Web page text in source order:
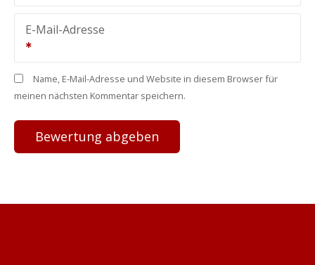
E-Mail-Adresse
Name, E-Mail-Adresse und Website in diesem Browser für
meinen nächsten Kommentar speichern.